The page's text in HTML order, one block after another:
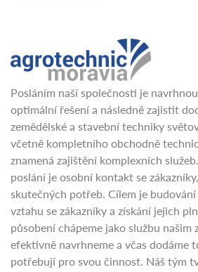
Posláním naší společnosti je
optimální řešení a následně zajistit
zemědělské a stavební techniky
včetně kompletního obchodně
znamená zajištění komplexních
poslání je osobní kontakt se
skutečných potřeb. Cílem je
vztahu se zákazníky a získání jejich
působení chápeme jako službu našim
efektivně navrhneme a včas dodáme
potřebují pro svou činnost. Náš tým